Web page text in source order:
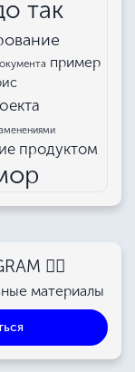
так
пример
продуктом
👉🏻
материалы